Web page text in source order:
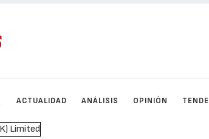
ACTUALIDAD ANÁLISIS OPINIÓN